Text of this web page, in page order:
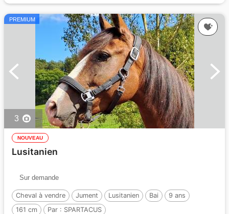
PREMIUM
3
NOUVEAU
Lusitanien
Sur demande
Cheval à vendre Jument Lusitanien Bai
9 ans
161 cm
Par : SPARTACUS